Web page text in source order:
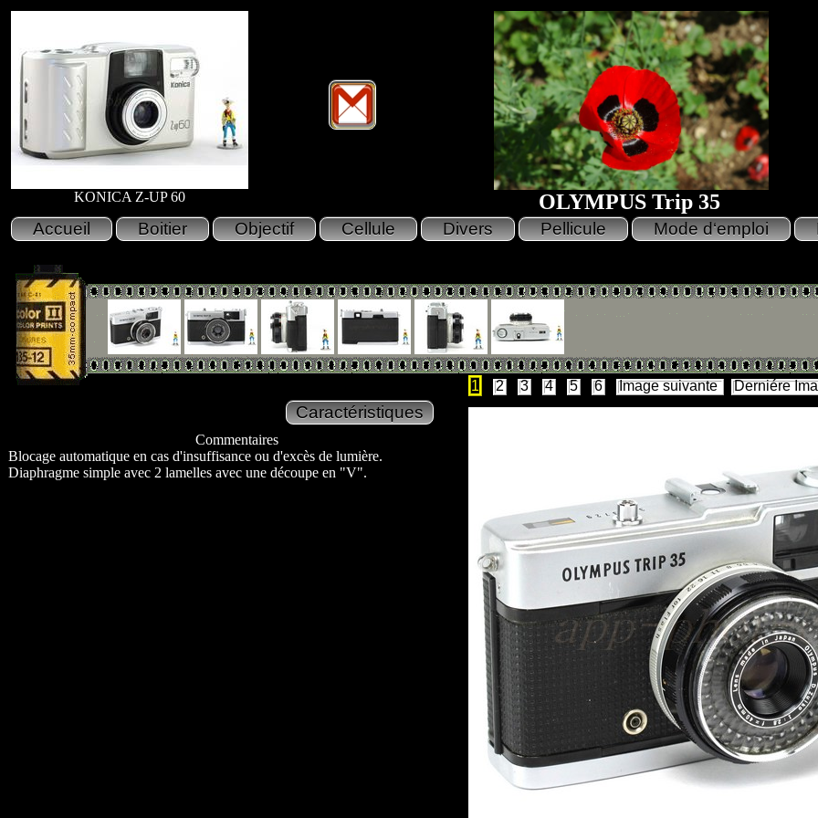
KONICA Z-UP 60 OLYMPUS Trip 35
1 2 3 4 5 6 Image suivante Derniére
Commentaires
Blocage automatique en cas d'insuffisance ou d'excès de lumière.
Diaphragme simple avec 2 lamelles avec une découpe en "V".